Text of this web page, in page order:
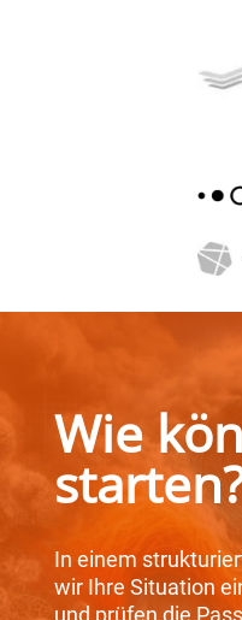
Wie
In einem
wir Ihre Situation